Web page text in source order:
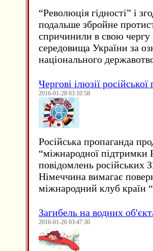
“Революція гідності” і
подальше збройне
спричинили в свою чергу
середовища України за
національного
Чергові ілюзії
2016-01-28 03:10:58
Російська пропаганда
“міжнародної підтримки
повідомлень російських
Німеччина вимагає
міжнародний клуб країн
Загибель на водних
2016-01-26 03:47:30